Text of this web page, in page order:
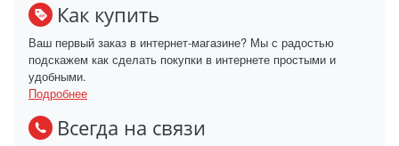
Как купить
Ваш первый заказ в интернет-магазине? Мы с радостью
подскажем как сделать покупки в интернете простыми и
удобными.
Подробнее
Всегда на связи